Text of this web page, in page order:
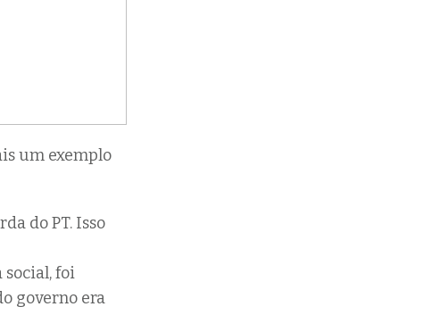
um exemplo
do PT. Isso
foi
governo era